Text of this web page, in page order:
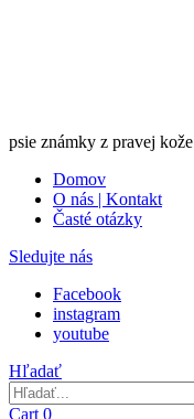
psie známky z pravej kože
Domov
O nás | Kontakt
Časté otázky
Sledujte nás
Facebook
instagram
youtube
Hľadať
Hľadať
Cart 0